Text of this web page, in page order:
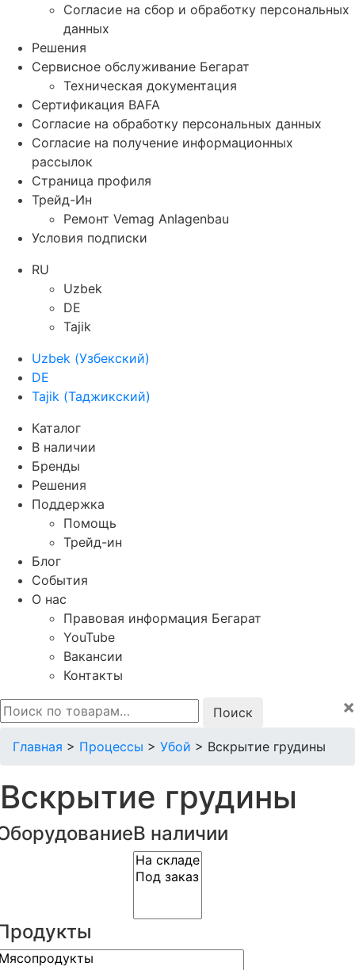
Согласие на сбор и обработку персональных
данных
Решения
Сервисное обслуживание Бегарат
Техническая документация
Сертификация BAFA
Согласие на обработку персональных данных
Согласие на получение информационных
рассылок
Страница профиля
Трейд-Ин
Ремонт Vemag Anlagenbau
Условия подписки
RU
Uzbek
DE
Tajik
Uzbek (Узбекский)
DE
Tajik (Таджикский)
Каталог
В наличии
Бренды
Решения
Поддержка
Помощь
Трейд-ин
Блог
События
О нас
Правовая информация Бегарат
YouTube
Вакансии
Контакты
Искать:
×
Главная > Процессы > Убой > Вскрытие грудины
Вскрытие грудины
В наличии